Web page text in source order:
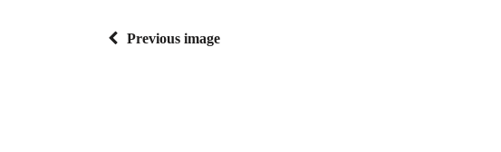
Previous image